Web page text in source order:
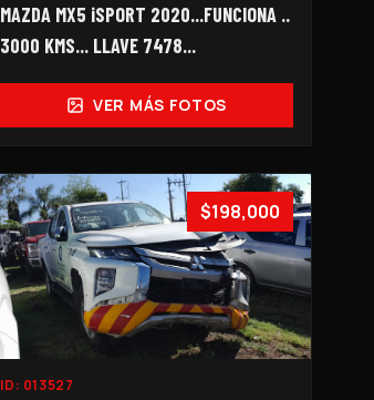
MAZDA MX5 iSPORT 2020...FUNCIONA ..
3000 KMS... LLAVE 7478...
VER MÁS FOTOS
$198,000
ID: 013527